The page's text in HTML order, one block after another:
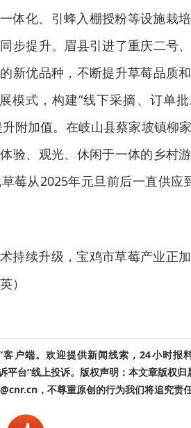
体化、引蜂入棚授粉等设施栽
步提升。眉县引进了重庆二号
新优品种，不断提升草莓品质和
模式，构建“线下采摘、订单
附加值。在岐山县蔡家坡镇柳
验、观光、休闲于一体的乡村
莓从2025年元旦前后一直供应
持续升级，宝鸡市草莓产业正加
）
户端。欢迎提供新闻线索，24小时报
台”线上投诉。版权声明：本文章版权归
，不尊重原创的行为我们将追究责任